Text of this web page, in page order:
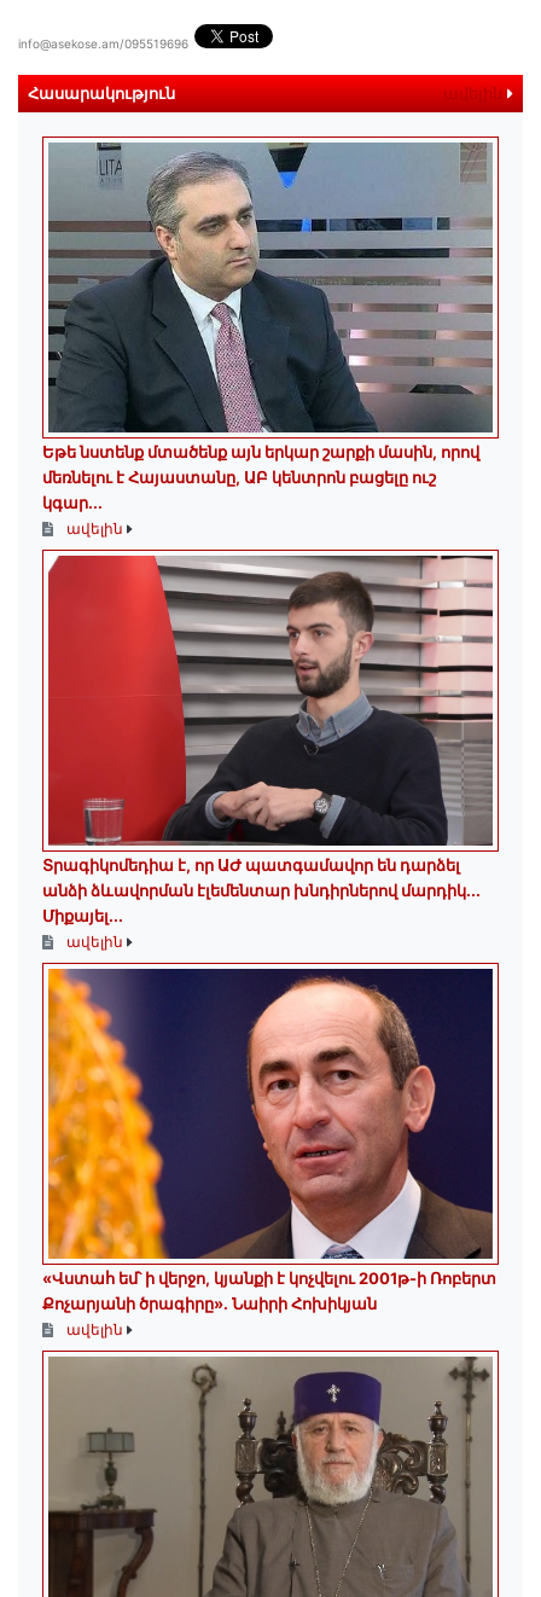
info@asekose.am/095519696
Հասարակություն ավելին
Եթե նստենք մտածենք այն երկար շարքի մասին, որով
մեռնելու է Հայաստանը, ԱԲ կենտրոն բացելը ուշ
կգար...
ավելին
Տրագիկոմեդիա է, որ ԱԺ պատգամավոր են դարձել
անձի ձևավորման էլեմենտար խնդիրներով մարդիկ․․․
Միքայել...
ավելին
«Վստահ եմ՝ ի վերջո, կյանքի է կոչվելու 2001թ-ի Ռոբերտ
Քոչարյանի ծրագիրը». Նաիրի Հոխիկյան
ավելին